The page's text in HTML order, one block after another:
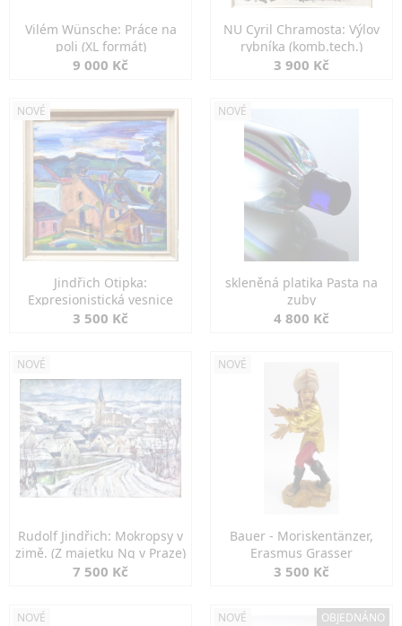
Vilém Wünsche: Práce na
poli (XL formát)
9 000 Kč
NU Cyril Chramosta: Výlov
rybníka (komb.tech.)
3 900 Kč
NOVÉ
Jindřich Otipka:
Expresionistická vesnice
3 500 Kč
NOVÉ
skleněná platika Pasta na
zuby
4 800 Kč
NOVÉ
Rudolf Jindřich: Mokropsy v
zimě. (Z majetku Ng v Praze)
7 500 Kč
NOVÉ
Bauer - Moriskentänzer,
Erasmus Grasser
3 500 Kč
NOVÉ NOVÉ OBJEDNÁNO